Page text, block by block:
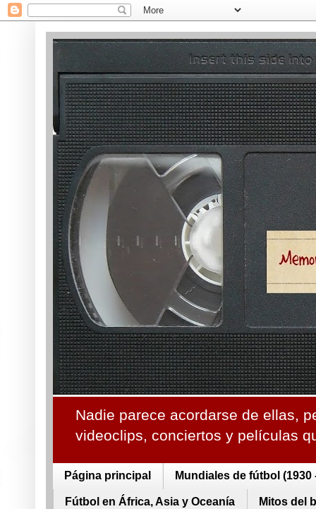
Nadie parece acordarse de ellas,
videoclips, conciertos y películas
Página principal Mundiales de fútbol (1930
Fútbol en África, Asia y Oceanía Mitos del